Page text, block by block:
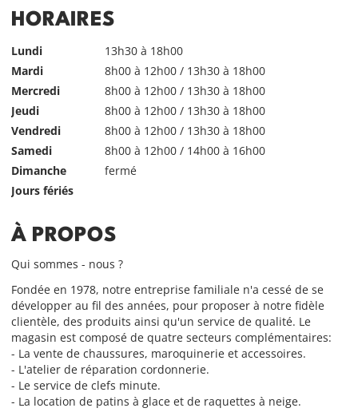
HORAIRES
Lundi
13h30 à 18h00
Mardi
8h00 à 12h00 / 13h30 à 18h00
Mercredi
8h00 à 12h00 / 13h30 à 18h00
Jeudi
8h00 à 12h00 / 13h30 à 18h00
Vendredi
8h00 à 12h00 / 13h30 à 18h00
Samedi
8h00 à 12h00 / 14h00 à 16h00
Dimanche
fermé
Jours fériés
À PROPOS
Qui sommes - nous ?
Fondée en 1978, notre entreprise familiale n'a cessé de se
développer au fil des années, pour proposer à notre fidèle
clientèle, des produits ainsi qu'un service de qualité. Le
magasin est composé de quatre secteurs complémentaires:
- La vente de chaussures, maroquinerie et accessoires.
- L'atelier de réparation cordonnerie.
- Le service de clefs minute.
- La location de patins à glace et de raquettes à neige.